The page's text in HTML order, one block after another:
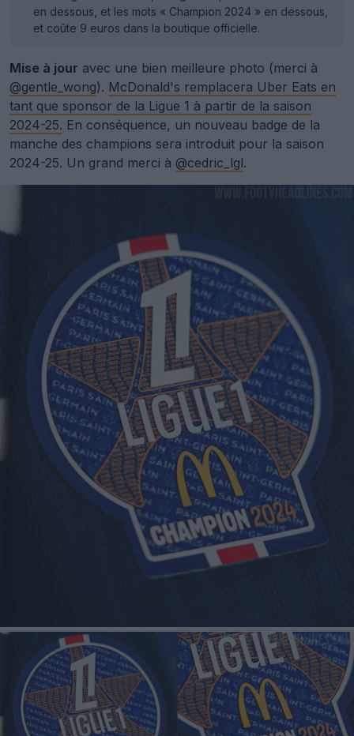
en dessous, et les mots « Champion 2024 » en dessous,
et coûte 9 euros dans la boutique officielle.
Mise à jour avec une bien meilleure photo (merci à
@gentle_wong). McDonald's remplacera Uber Eats en
tant que sponsor de la Ligue 1 à partir de la saison
2024-25. En conséquence, un nouveau badge de la
manche des champions sera introduit pour la saison
2024-25. Un grand merci à @cedric_lgl.